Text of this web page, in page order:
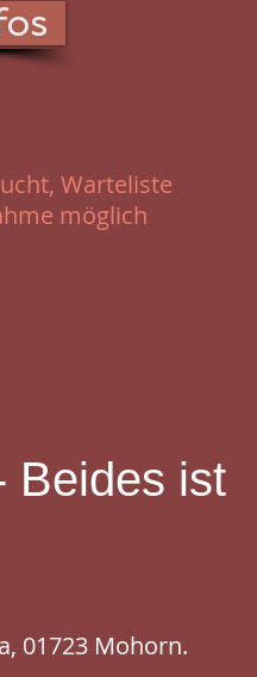
Warteliste
möglich
Beides ist
01723 Mohorn.